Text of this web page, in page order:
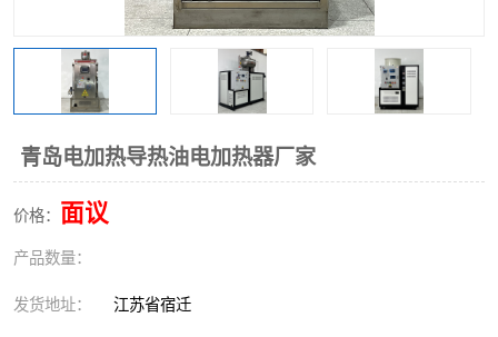
青岛电加热导热油电加热器厂家
价格： 面议
产品数量：
发货地址： 江苏省宿迁